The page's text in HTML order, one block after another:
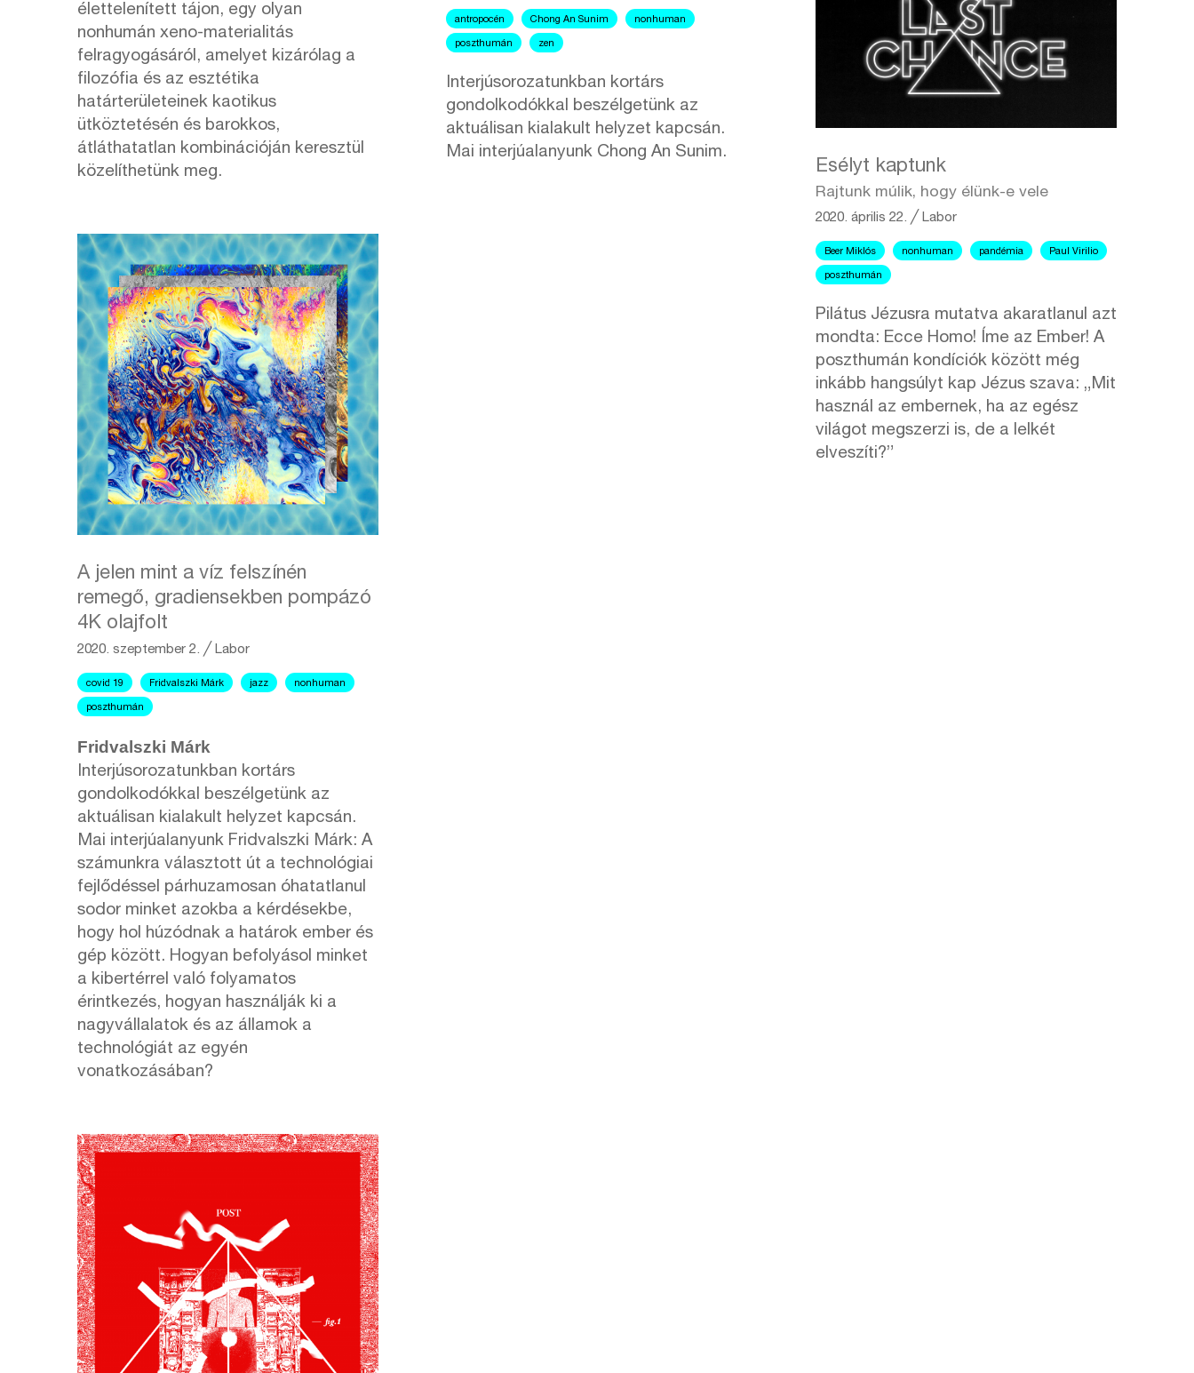
élettelenített tájon, egy olyan
nonhumán xeno-materialitás
felragyogásáról, amelyet kizárólag a
filozófia és az esztétika
határterületeinek kaotikus
ütköztetésén és barokkos,
átláthatatlan kombinációján keresztül
közelíthetünk meg.
A jelen mint a víz felszínén
remegő, gradiensekben pompázó
4K olajfolt
2020. szeptember 2. ╱ Labor
covid 19 Fridvalszki Márk jazz nonhuman
poszthumán
Fridvalszki Márk
Interjúsorozatunkban kortárs
gondolkodókkal beszélgetünk az
aktuálisan kialakult helyzet kapcsán.
Mai interjúalanyunk Fridvalszki Márk: A
számunkra választott út a technológiai
fejlődéssel párhuzamosan óhatatlanul
sodor minket azokba a kérdésekbe,
hogy hol húzódnak a határok ember és
gép között. Hogyan befolyásol minket
a kibertérrel való folyamatos
érintkezés, hogyan használják ki a
nagyvállalatok és az államok a
technológiát az egyén
vonatkozásában?
antropocén Chong An Sunim nonhuman
poszthumán zen
Interjúsorozatunkban kortárs
gondolkodókkal beszélgetünk az
aktuálisan kialakult helyzet kapcsán.
Mai interjúalanyunk Chong An Sunim.
Esélyt kaptunk
Rajtunk múlik, hogy élünk-e vele
2020. április 22. ╱ Labor
Beer Miklós nonhuman pandémia Paul Virilio
poszthumán
Pilátus Jézusra mutatva akaratlanul azt
mondta: Ecce Homo! Íme az Ember! A
poszthumán kondíciók között még
inkább hangsúlyt kap Jézus szava: „Mit
használ az embernek, ha az egész
világot megszerzi is, de a lelkét
elveszíti?”